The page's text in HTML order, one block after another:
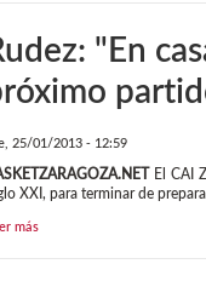
"En
25/01/2013 - 12:59
El CAI
XXI, para terminar de
más